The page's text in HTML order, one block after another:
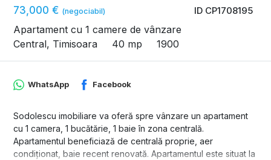
ID CP1708195
73,000 € (negociabil)
Apartament cu 1 camere de vânzare
Central, Timisoara
40 mp 1900
WhatsApp Facebook
Sodolescu imobiliare va oferă spre vânzare un apartament
cu 1 camera, 1 bucătărie, 1 baie în zona centrală.
Apartamentul beneficiază de centrală proprie, aer
condiționat, baie recent renovată. Apartamentul este situat la